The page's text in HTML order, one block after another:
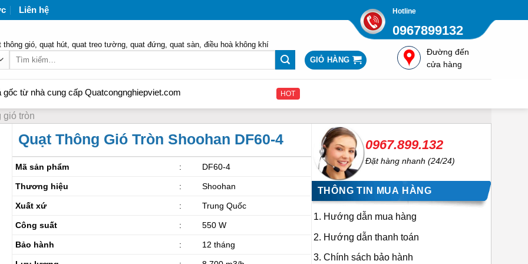
Liên hệ Hotline
0967899132
thông gió, quạt hút, quat treo tường, quat đứng, quat sàn, điều hoà không khí
Tìm
GIỎ HÀNG
Đường đến
cửa hàng
cung cấp Quatcongnghiepviet.com HOT
gió tròn
Quạt Thông Gió Tròn Shoohan DF60-4
Mã sản phẩm : DF60-4
Thương hiệu : Shoohan
Xuất xứ : Trung Quốc
Công suất : 550 W
Bảo hành : 12 tháng
0967.899.132
Đặt hàng nhanh (24/24)
THÔNG TIN MUA HÀNG
Hướng dẫn mua hàng
Hướng dẫn thanh toán
Chính sách bảo hành